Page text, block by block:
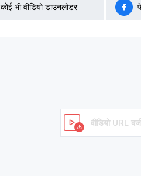
कोई भी वीडियो डाउनलोडर